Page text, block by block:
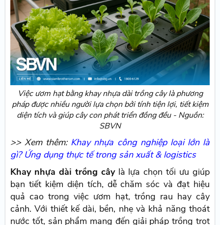
Việc ươm hạt bằng khay nhựa dài trồng cây là phương
pháp được nhiều người lựa chọn bởi tính tiện lợi, tiết kiệm
diện tích và giúp cây con phát triển đồng đều - Nguồn:
SBVN
>> Xem thêm: Khay nhựa công nghiệp loại lớn là
gì? Ứng dụng thực tế trong sản xuất & logistics
Khay nhựa dài trồng câylà lựa chọn tối ưu giúp
bạn tiết kiệm diện tích, dễ chăm sóc và đạt hiệu
quả cao trong việc ươm hạt, trồng rau hay cây
cảnh. Với thiết kế dài, bền, nhẹ và khả năng thoát
nước tốt, sản phẩm mang đến giải pháp trồng trọt